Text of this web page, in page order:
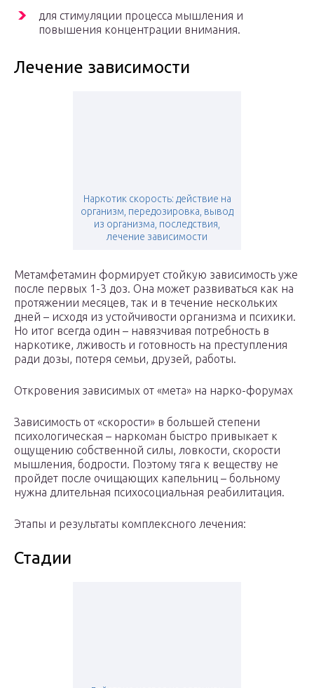
для стимуляции процесса мышления и
повышения концентрации внимания.
Лечение зависимости
Наркотик скорость: действие на
организм, передозировка, вывод
из организма, последствия,
лечение зависимости
Метамфетамин формирует стойкую зависимость уже
после первых 1-3 доз. Она может развиваться как на
протяжении месяцев, так и в течение нескольких
дней – исходя из устойчивости организма и психики.
Но итог всегда один – навязчивая потребность в
наркотике, лживость и готовность на преступления
ради дозы, потеря семьи, друзей, работы.
Откровения зависимых от «мета» на нарко-форумах
Зависимость от «скорости» в большей степени
психологическая – наркоман быстро привыкает к
ощущению собственной силы, ловкости, скорости
мышления, бодрости. Поэтому тяга к веществу не
пройдет после очищающих капельниц – больному
нужна длительная психосоциальная реабилитация.
Этапы и результаты комплексного лечения:
Стадии